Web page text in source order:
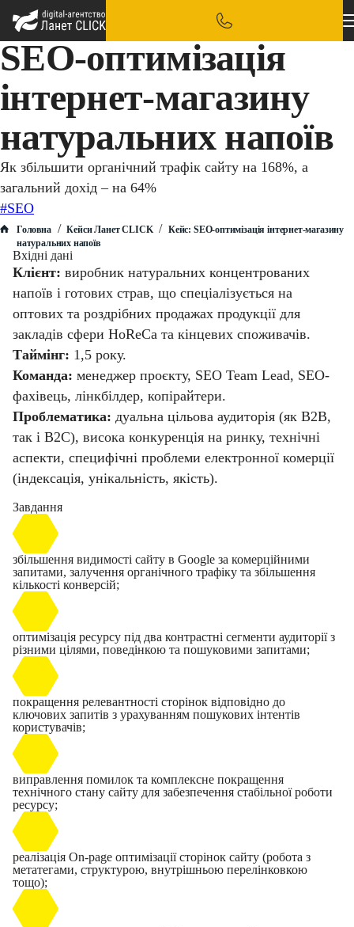
SEO-оптимізація
інтернет-магазину
натуральних напоїв
Як збільшити органічний трафік сайту на 168%, а
загальний дохід – на 64%
#SEO
Головна / Кейси Ланет CLICK / Кейс: SEO-оптимізація інтернет-магазину
натуральних напоїв
Вхідні дані
Клієнт: виробник натуральних концентрованих
напоїв і готових страв, що спеціалізується на
оптових та роздрібних продажах продукції для
закладів сфери HoReCa та кінцевих споживачів.
Таймінг: 1,5 року.
Команда: менеджер проєкту, SEO Team Lead, SEO-
фахівець, лінкбілдер, копірайтери.
Проблематика: дуальна цільова аудиторія (як B2B,
так і B2C), висока конкуренція на ринку, технічні
аспекти, специфічні проблеми електронної комерції
(індексація, унікальність, якість).
Завдання
збільшення видимості сайту в Google за комерційними
запитами, залучення органічного трафіку та збільшення
кількості конверсій;
оптимізація ресурсу під два контрастні сегменти аудиторії з
різними цілями, поведінкою та пошуковими запитами;
покращення релевантності сторінок відповідно до
ключових запитів з урахуванням пошукових інтентів
користувачів;
виправлення помилок та комплексне покращення
технічного стану сайту для забезпечення стабільної роботи
ресурсу;
реалізація On-page оптимізації сторінок сайту (робота з
метатегами, структурою, внутрішньою перелінковкою
тощо);